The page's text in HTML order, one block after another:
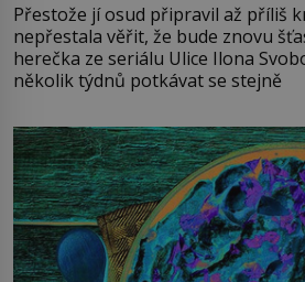
Přestože jí osud připravil až příliš
nepřestala věřit, že bude znovu šťastná.
herečka ze seriálu Ulice Ilona
několik týdnů potkávat se stejně